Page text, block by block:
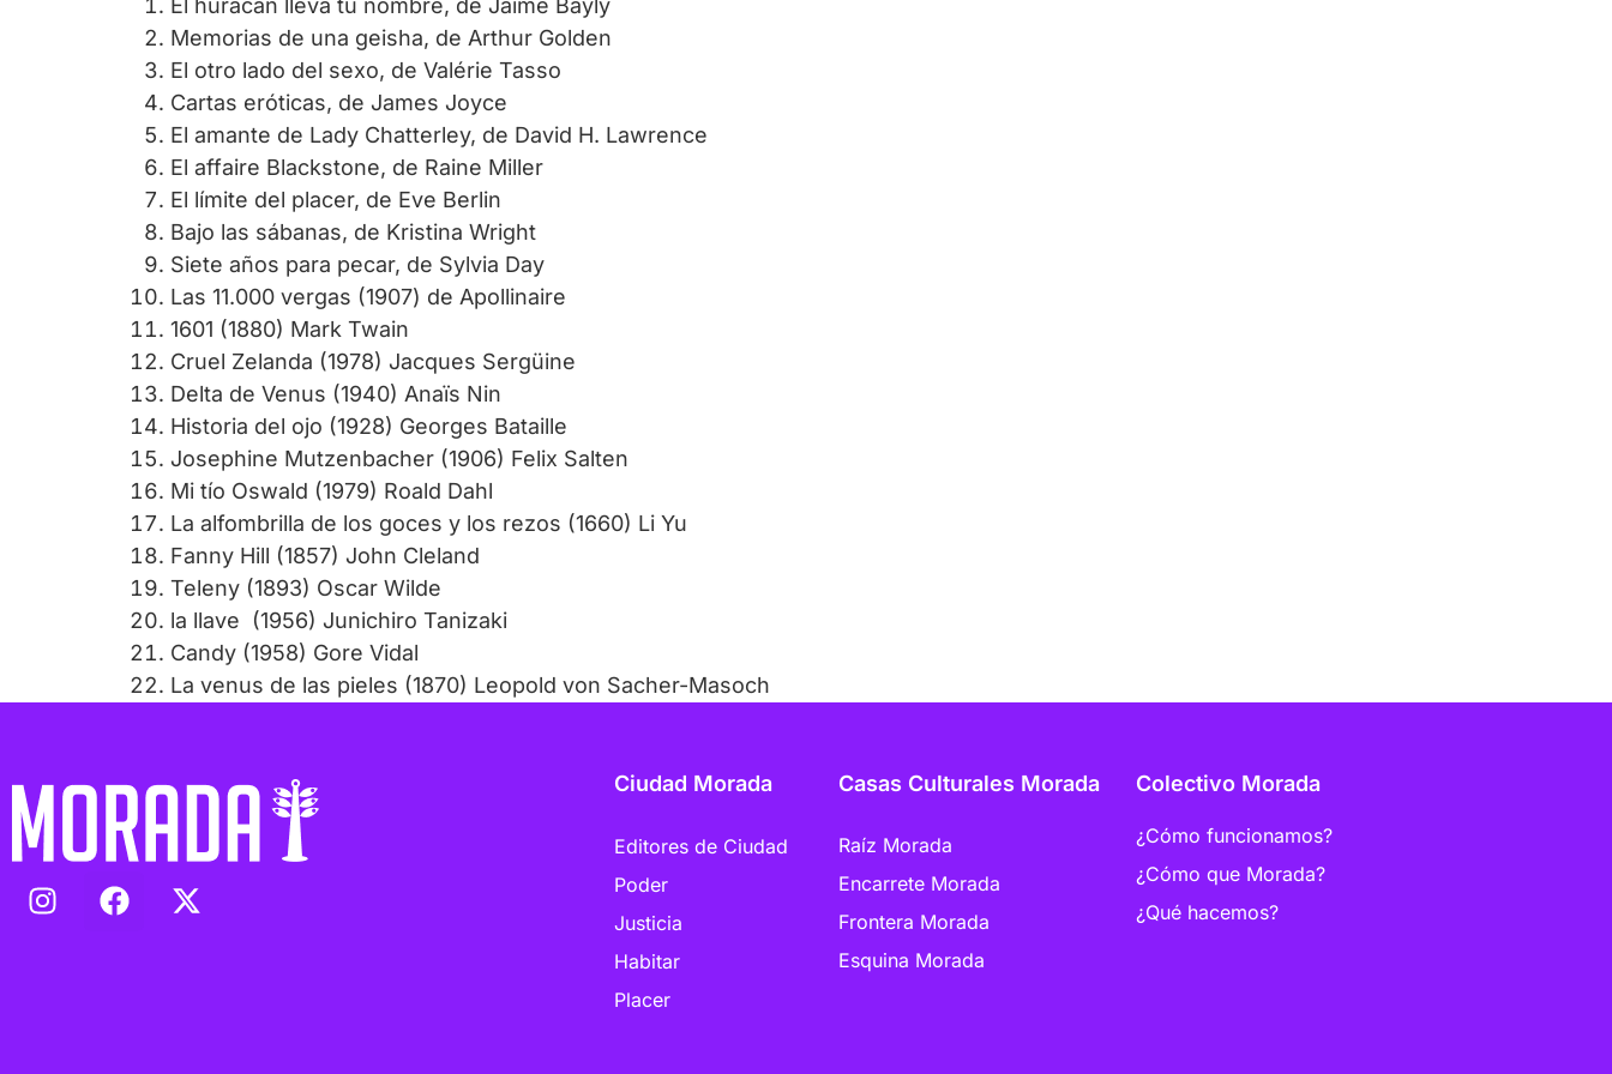
El huracán lleva tu nombre, de Jaime Bayly
Memorias de una geisha, de Arthur Golden
El otro lado del sexo, de Valérie Tasso
Cartas eróticas, de James Joyce
El amante de Lady Chatterley, de David H. Lawrence
El affaire Blackstone, de Raine Miller
El límite del placer, de Eve Berlin
Bajo las sábanas, de Kristina Wright
Siete años para pecar, de Sylvia Day
Las 11.000 vergas (1907) de Apollinaire
1601 (1880) Mark Twain
Cruel Zelanda (1978) Jacques Sergüine
Delta de Venus (1940) Anaïs Nin
Historia del ojo (1928) Georges Bataille
Josephine Mutzenbacher (1906) Felix Salten
Mi tío Oswald (1979) Roald Dahl
La alfombrilla de los goces y los rezos (1660) Li Yu
Fanny Hill (1857) John Cleland
Teleny (1893) Oscar Wilde
la llave (1956) Junichiro Tanizaki
Candy (1958) Gore Vidal
La venus de las pieles (1870) Leopold von Sacher-Masoch
Ciudad Morada
Editores de Ciudad
Poder
Justicia
Habitar
Placer
Casas Culturales Morada
Raíz Morada
Encarrete Morada
Frontera Morada
Esquina Morada
Colectivo Morada
¿Cómo funcionamos?
¿Cómo que Morada?
¿Qué hacemos?